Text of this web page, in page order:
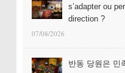
s’adapter ou
direction ?
07/08/2026
반동 당원은 민